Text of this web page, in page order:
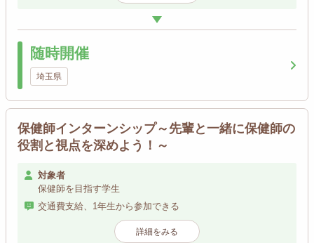
随時開催
埼玉県
保健師インターンシップ～先輩と一緒に保健師の
役割と視点を深めよう！～
対象者
保健師を目指す学生
交通費支給、1年生から参加できる
詳細をみる